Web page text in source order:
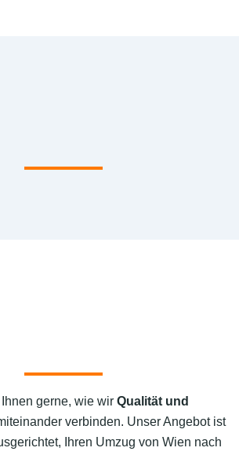
gerne, wie wir Qualität und
verbinden. Unser Angebot ist
Ihren Umzug von Wien nach